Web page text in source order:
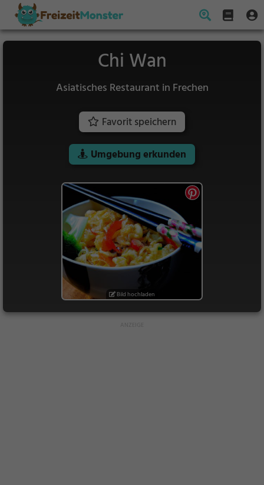
Chi Wan
Asiatisches Restaurant in Frechen
Favorit speichern
Umgebung erkunden
Bild hochladen